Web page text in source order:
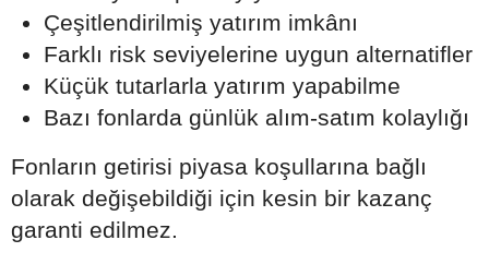
Çeşitlendirilmiş yatırım imkânı
Farklı risk seviyelerine uygun alternatifler
Küçük tutarlarla yatırım yapabilme
Bazı fonlarda günlük alım-satım kolaylığı
Fonların getirisi piyasa koşullarına bağlı
olarak değişebildiği için kesin bir kazanç
garanti edilmez.